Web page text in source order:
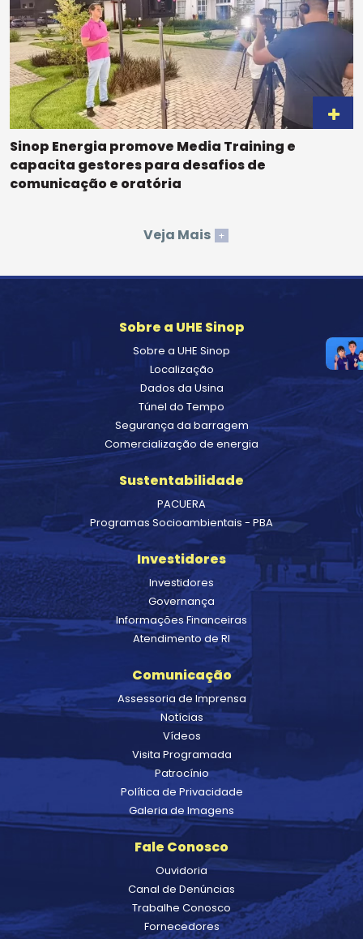
Sinop Energia promove Media Training e
capacita gestores para desafios de
comunicação e oratória
Veja Mais +
Sobre a UHE Sinop
Sobre a UHE Sinop
Localização
Dados da Usina
Túnel do Tempo
Segurança da barragem
Comercialização de energia
Sustentabilidade
PACUERA
Programas Socioambientais - PBA
Investidores
Investidores
Governança
Informações Financeiras
Atendimento de RI
Comunicação
Assessoria de Imprensa
Notícias
Vídeos
Visita Programada
Patrocínio
Política de Privacidade
Galeria de Imagens
Fale Conosco
Ouvidoria
Canal de Denúncias
Trabalhe Conosco
Fornecedores